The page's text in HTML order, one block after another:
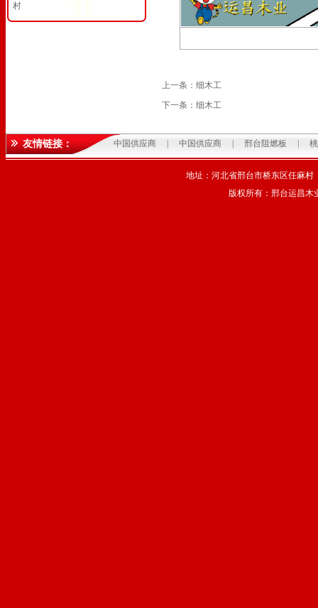
村
上一条： 细木工
下一条： 细木工
友情链接： 中国供应商 中国供应商 邢台阻燃板
地址：河北省邢台市桥东区任
版权所有：邢台运